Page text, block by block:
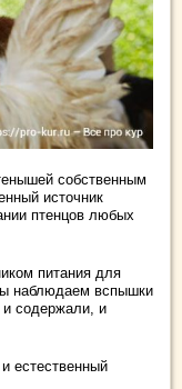
собственным
источник
птенцов любых
питания для
наблюдаем вспышки
и содержали, и
естественный